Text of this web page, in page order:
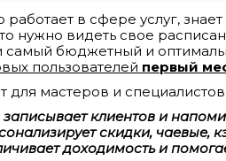
работает в сфере услуг,
нужно видеть свое
самый бюджетный и
пользователей первый
для мастеров и
клиентов и
скидки, чаевые,
доходимость и